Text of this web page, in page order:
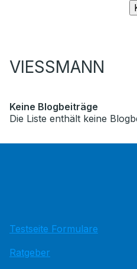
VIESSMANN
Keine Blogbeiträge
Die Liste enthält keine
Testseite Formulare
Ratgeber